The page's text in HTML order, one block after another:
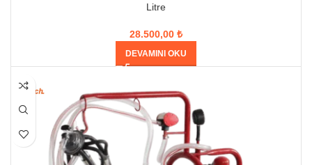
Litre
28.500,00 ₺
DEVAMINI OKU